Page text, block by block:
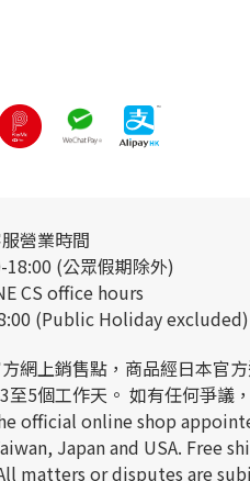
營業時間
(公眾假期除外)
CS office hours
(Public Holiday excluded)
網上銷售點，商品經日本
5個工作天。 如有任何爭議
official online shop
Japan and USA. Free
or disputes are